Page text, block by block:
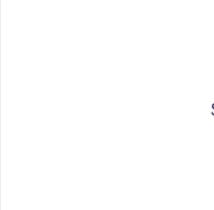
Ремонт
Ремонт
Ремонт
Ремонт
Ремонт